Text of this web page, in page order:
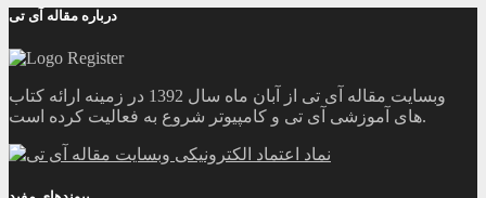
درباره مقاله آی تی
وبسایت مقاله آی تی از آبان ماه سال 1392 در زمینه ارائه کتاب
های آموزشی آی تی و کامپیوتر شروع به فعالیت کرده است.